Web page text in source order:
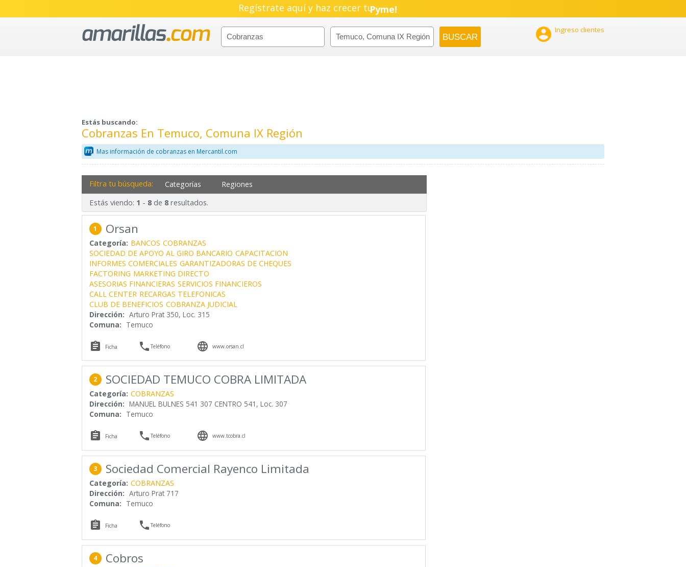
Regístrate aquí y haz crecer tuNegocio!
Pyme!
Emprendimiento!
 Ingreso clientes
Estás buscando:
Cobranzas En Temuco, Comuna IX Región
Mas información de cobranzas en Mercantil.com
Filtra tu búsqueda: Categorías Regiones
Estás viendo: 1 - 8de 8resultados.
1 Orsan
Categoría: BANCOS COBRANZAS
SOCIEDAD DE APOYO AL GIRO BANCARIO CAPACITACION
INFORMES COMERCIALES GARANTIZADORAS DE CHEQUES
FACTORING MARKETING DIRECTO
ASESORIAS FINANCIERAS SERVICIOS FINANCIEROS
CALL CENTER RECARGAS TELEFONICAS
CLUB DE BENEFICIOS COBRANZA JUDICIAL
Dirección: Arturo Prat 350, Loc. 315
Comuna: Temuco
 Ficha Teléfono  www.orsan.cl
2 SOCIEDAD TEMUCO COBRA LIMITADA
Categoría: COBRANZAS
Dirección: MANUEL BULNES 541 307 CENTRO 541, Loc. 307
Comuna: Temuco
 Ficha Teléfono  www.tcobra.cl
3 Sociedad Comercial Rayenco Limitada
Categoría: COBRANZAS
Dirección: Arturo Prat 717
Comuna: Temuco
 Ficha Teléfono
4 Cobros